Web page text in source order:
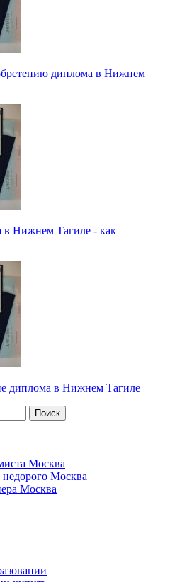
диплома в Нижнем
в Нижнем Тагиле - как
диплома в Нижнем Тагиле
Москва
Москва
Москва